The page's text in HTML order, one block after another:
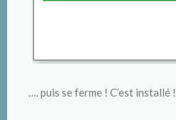
…. puis se ferme ! C’est installé !